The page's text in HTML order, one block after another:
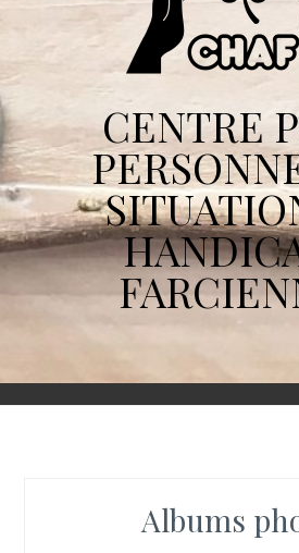
CENTRE
Albums